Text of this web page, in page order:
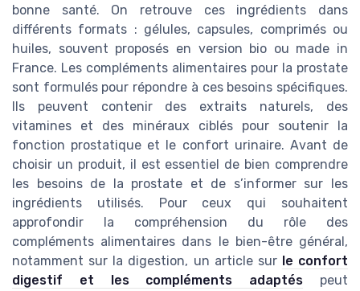
bonne santé. On retrouve ces ingrédients dans
différents formats : gélules, capsules, comprimés ou
huiles, souvent proposés en version bio ou made in
France. Les compléments alimentaires pour la prostate
sont formulés pour répondre à ces besoins spécifiques.
Ils peuvent contenir des extraits naturels, des
vitamines et des minéraux ciblés pour soutenir la
fonction prostatique et le confort urinaire. Avant de
choisir un produit, il est essentiel de bien comprendre
les besoins de la prostate et de s’informer sur les
ingrédients utilisés. Pour ceux qui souhaitent
approfondir la compréhension du rôle des
compléments alimentaires dans le bien-être général,
notamment sur la digestion, un article sur le confort
digestif et les compléments adaptés peut